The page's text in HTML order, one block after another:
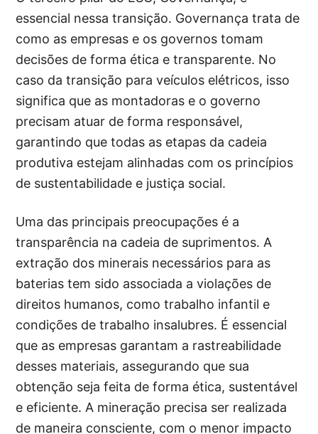
essencial nessa transição. Governança trata de
como as empresas e os governos tomam
decisões de forma ética e transparente. No
caso da transição para veículos elétricos, isso
significa que as montadoras e o governo
precisam atuar de forma responsável,
garantindo que todas as etapas da cadeia
produtiva estejam alinhadas com os princípios
de sustentabilidade e justiça social.
Uma das principais preocupações é a
transparência na cadeia de suprimentos. A
extração dos minerais necessários para as
baterias tem sido associada a violações de
direitos humanos, como trabalho infantil e
condições de trabalho insalubres. É essencial
que as empresas garantam a rastreabilidade
desses materiais, assegurando que sua
obtenção seja feita de forma ética, sustentável
e eficiente. A mineração precisa ser realizada
de maneira consciente, com o menor impacto